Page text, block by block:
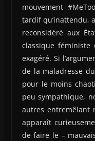
mouvement
tardif qu’inattendu,
reconsidéré aux
classique
exagéré. Si
de la maladresse
pour le moins
peu sympathique,
autres entremêlant
apparaît
de faire le –